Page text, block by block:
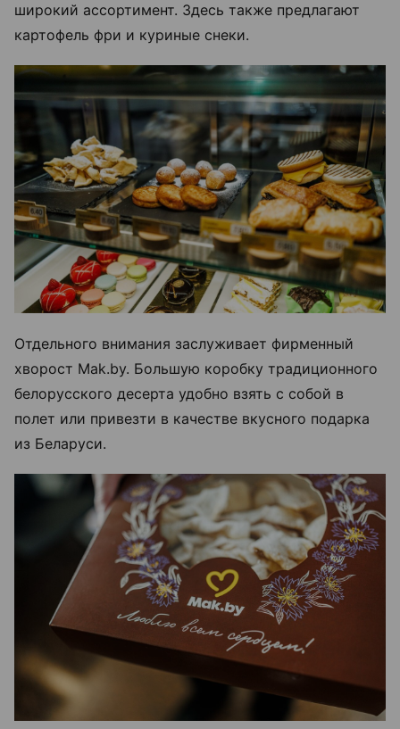
широкий ассортимент. Здесь также предлагают
картофель фри и куриные снеки.
Отдельного внимания заслуживает фирменный
хворост Mak.by. Большую коробку традиционного
белорусского десерта удобно взять с собой в
полет или привезти в качестве вкусного подарка
из Беларуси.